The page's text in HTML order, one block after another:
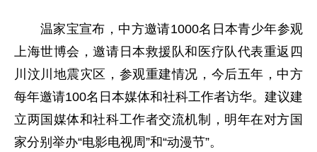
温家宝宣布，中方邀请1000名日本青少年参观
上海世博会，邀请日本救援队和医疗队代表重返四
川汶川地震灾区，参观重建情况，今后五年，中方
每年邀请100名日本媒体和社科工作者访华。建议建
立两国媒体和社科工作者交流机制，明年在对方国
家分别举办“电影电视周”和“动漫节”。